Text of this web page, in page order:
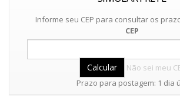
Informe seu CEP para consultar os
CEP
Não sei meu
Prazo para postagem: 1 dia